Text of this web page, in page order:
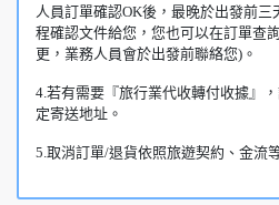
人員訂單確認OK後，最晚於出發前
程確認文件給您，您也可以在訂單查
更，業務人員會於出發前聯絡您)。
4.若有需要『旅行業代收轉付收據』
定寄送地址。
5.取消訂單/退貨依照旅遊契約、金流